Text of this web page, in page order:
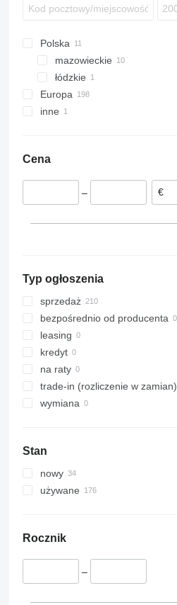
FL12
FL 280
FL611
FL614
FM12
Polska
mazowieckie
Wołomin
łódzkie
Michałów
Europa
Belgia
Litwa
inne
Cena
–
Typ ogłoszenia
sprzedaż
bezpośrednio od producenta
leasing
kredyt
na raty
trade-in (rozliczenie w zamian)
wymiana
Stan
nowy
używane
Rocznik
–